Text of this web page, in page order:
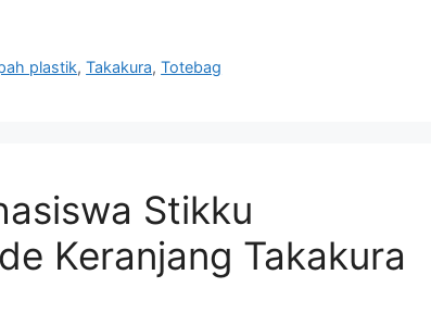
plastik,Takakura,Totebag
Stikku
Keranjang Takakura